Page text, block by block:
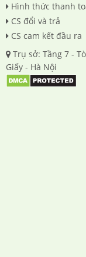
Hình thức thanh
CS đổi và trả
CS cam kết đầu ra
Trụ sở: Tầng 7 -
Giấy - Hà Nội